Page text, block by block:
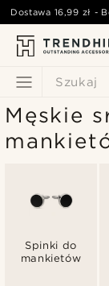
Szukaj
Dostawa 16,99 zł -
Męskie
Spinki do
mankietów